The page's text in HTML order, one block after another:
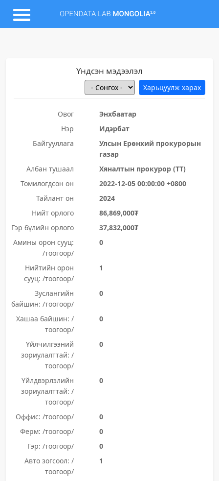
Үндсэн мэдээлэл
Овог
Энхбаатар
Нэр
Идэрбат
Байгууллага
Улсын Ерөнхий прокурорын
газар
Албан тушаал
Хяналтын прокурор (ТТ)
Томилогдсон он
2022-12-05 00:00:00 +0800
Тайлант он
2024
Нийт орлого
86,869,000₮
Гэр бүлийн орлого
37,832,000₮
Амины орон сууц:
/тоогоор/
0
Нийтийн орон
сууц: /тоогоор/
1
Зуслангийн
байшин: /тоогоор/
0
Хашаа байшин: /
тоогоор/
0
Үйлчилгээний
зориулалттай: /
тоогоор/
0
Үйлдвэрлэлийн
зориулалттай: /
тоогоор/
0
Оффис: /тоогоор/
0
Ферм: /тоогоор/
0
Гэр: /тоогоор/
0
Авто зогсоол: /
тоогоор/
1